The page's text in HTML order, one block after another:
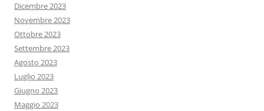
Dicembre 2023
Novembre 2023
Ottobre 2023
Settembre 2023
Agosto 2023
Luglio 2023
Giugno 2023
Maggio 2023